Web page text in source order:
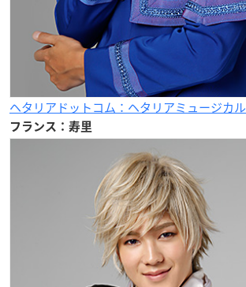
ヘタリアドットコム：ヘタリアミュージカル
フランス：寿里